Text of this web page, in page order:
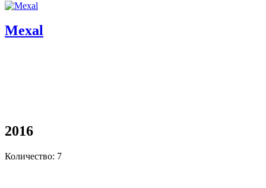
Mexal
2016
Количество: 7